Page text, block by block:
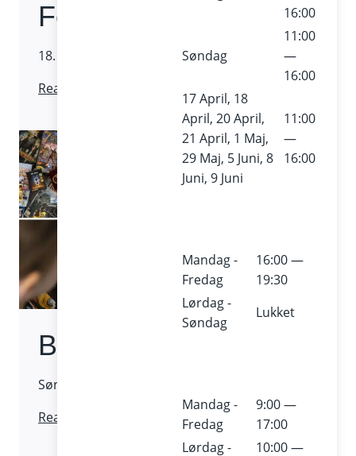
16:00
Søndag
11:00
—
16:00
17 April, 18
April, 20 April,
21 April, 1 Maj,
29 Maj, 5 Juni, 8
Juni, 9 Juni
11:00
—
16:00
Mandag -
Fredag
16:00 —
19:30
Lørdag -
Søndag
Lukket
Mandag -
Fredag
9:00 —
17:00
Lørdag -
10:00 —
Fennikel og ærter
18. juni 2024
Read More
Brætspil for familien
Søndag 16. juni 2024 / Fri entré
Read More